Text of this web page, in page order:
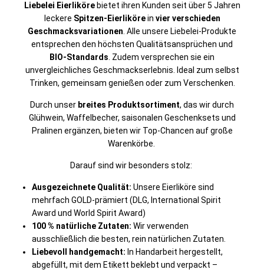
Liebelei Eierlikörebietet ihren Kunden seit über 5 Jahren
leckere Spitzen-Eierlikörein vier verschieden
Geschmacksvariationen . Alle unsere Liebelei-Produkte
entsprechen den höchsten Qualitätsansprüchen und
BIO-Standards . Zudem versprechen sie ein
unvergleichliches Geschmackserlebnis. Ideal zum selbst
Trinken, gemeinsam genießen oder zum Verschenken.
Durch unser breites Produktsortiment, das wir durch
Glühwein, Waffelbecher, saisonalen Geschenksets und
Pralinen ergänzen, bieten wir Top-Chancen auf große
Warenkörbe.
Darauf sind wir besonders stolz:
Ausgezeichnete Qualität: Unsere Eierliköre sind
mehrfach GOLD-prämiert (DLG, International Spirit
Award und World Spirit Award)
100 % natürliche Zutaten: Wir verwenden
ausschließlich die besten, rein natürlichen Zutaten.
Liebevoll handgemacht: In Handarbeit hergestellt,
abgefüllt, mit dem Etikett beklebt und verpackt –